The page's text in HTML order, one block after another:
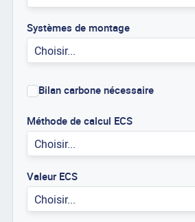
Systèmes de montage
Choisir...
Bilan carbone nécessaire
Méthode de calcul ECS
Choisir...
Valeur ECS
Choisir...